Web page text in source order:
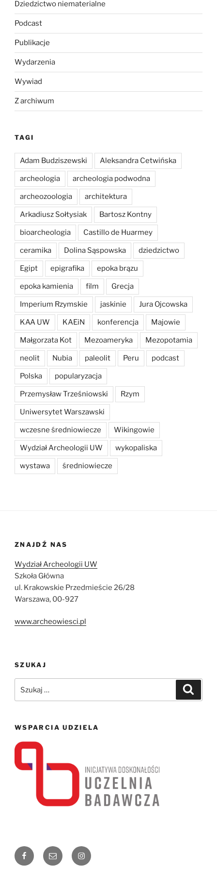
Dziedzictwo niematerialne
Podcast
Publikacje
Wydarzenia
Wywiad
Z archiwum
TAGI
Adam Budziszewski Aleksandra Cetwińska
archeologia archeologia podwodna
archeozoologia architektura
Arkadiusz Sołtysiak Bartosz Kontny
bioarcheologia Castillo de Huarmey
ceramika Dolina Sąspowska dziedzictwo
Egipt epigrafika epoka brązu
epoka kamienia film Grecja
Imperium Rzymskie jaskinie Jura Ojcowska
KAA UW KAEiN konferencja Majowie
Małgorzata Kot Mezoameryka Mezopotamia
neolit Nubia paleolit Peru podcast
Polska popularyzacja
Przemysław Trześniowski Rzym
Uniwersytet Warszawski
wczesne średniowiecze Wikingowie
Wydział Archeologii UW wykopaliska
wystawa średniowiecze
ZNAJDŹ NAS
Wydział Archeologii UW
Szkoła Główna
ul. Krakowskie Przedmieście 26/28
Warszawa, 00-927
www.archeowiesci.pl
SZUKAJ
WSPARCIA UDZIELA
FacebookEmail Instagram